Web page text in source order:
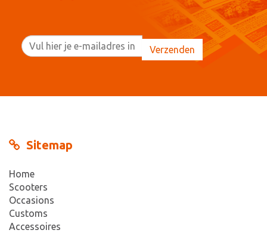
Sitemap
Home
Scooters
Occasions
Customs
Accessoires